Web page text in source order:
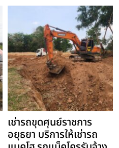
เช่ารถขุดศุนย์ราชการ
อยุธยา บริการให้เช่ารถ